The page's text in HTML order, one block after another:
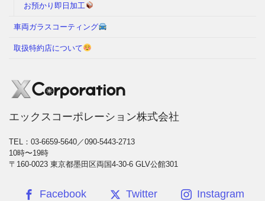
お預かり即日加工
車両ガラスコーティング
取扱特約店について
エックスコーポレーション株式会社
TEL：03-6659-5640／090-5443-2713
10時〜19時
〒160-0023 東京都墨田区両国4-30-6 GLV公館301
Facebook Twitter Instagram